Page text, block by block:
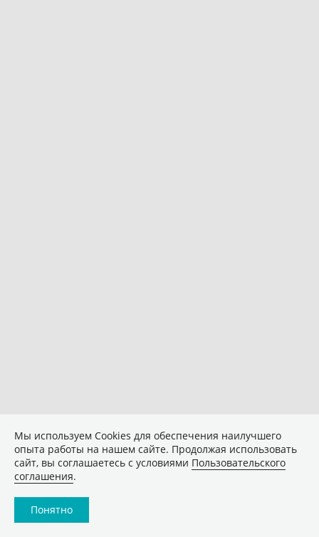
Мы используем Сookies для обеспечения наилучшего
опыта работы на нашем сайте. Продолжая использовать
сайт, вы соглашаетесь с условиями Пользовательского
соглашения.
Понятно